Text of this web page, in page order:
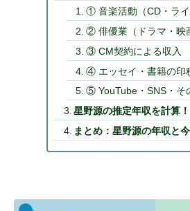
① 音楽活動（CD・ライ
② 俳優業（ドラマ・映
③ CM契約による収入
④ エッセイ・書籍の印
⑤ YouTube・SNS・そ
星野源の推定年収を計算！
まとめ：星野源の年収と